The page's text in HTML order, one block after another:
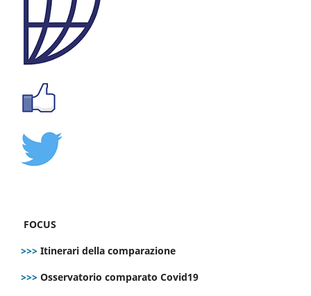
FOCUS
>>> Itinerari della comparazione
>>> Osservatorio comparato Covid19